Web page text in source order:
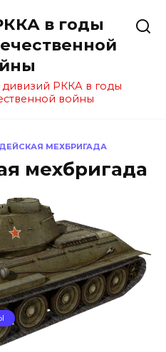
в годы
дивизий РККА в годы
войны
МЕХБРИГАДА
мехбригада